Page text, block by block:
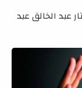
عبد الخالق عبد